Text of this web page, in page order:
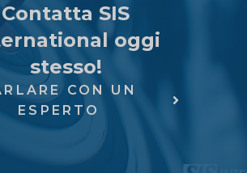
Contatta SIS
oggi
stesso!
CON UN
ESPERTO